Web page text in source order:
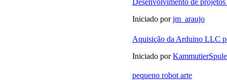
Desenvolvimento de
Iniciado porjm_araujo
Aquisição da Arduino LLC
Iniciado porKammutierSpule
pequeno robot arte